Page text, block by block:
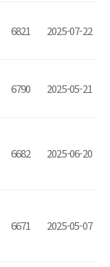
6821 2025-07-22
6790 2025-05-21
6682 2025-06-20
6671 2025-05-07